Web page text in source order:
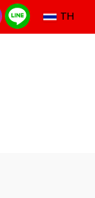
TH